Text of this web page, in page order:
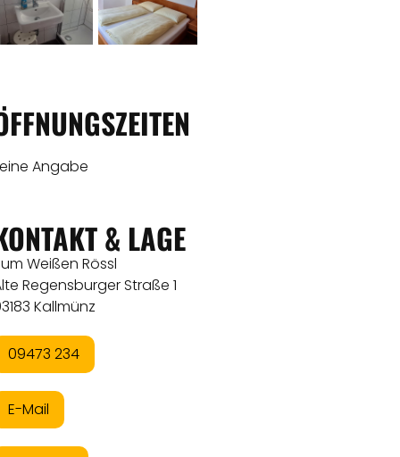
Angabe
& LAGE
Weißen Rössl
Regensburger Straße 1
Kallmünz
09473 234
E-Mail